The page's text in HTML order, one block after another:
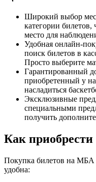
Широкий выбор
категории
место для
Удобная онлайн-
поиск билетов в
Просто выберите
Гарантированный
приобретенный у
насладиться
Эксклюзивные
специальными
получить
Как
Покупка билетов на
удобна: